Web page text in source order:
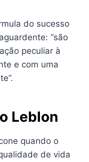
do sucesso
“são
peculiar à
e com uma
Leblon
quando o
de vida